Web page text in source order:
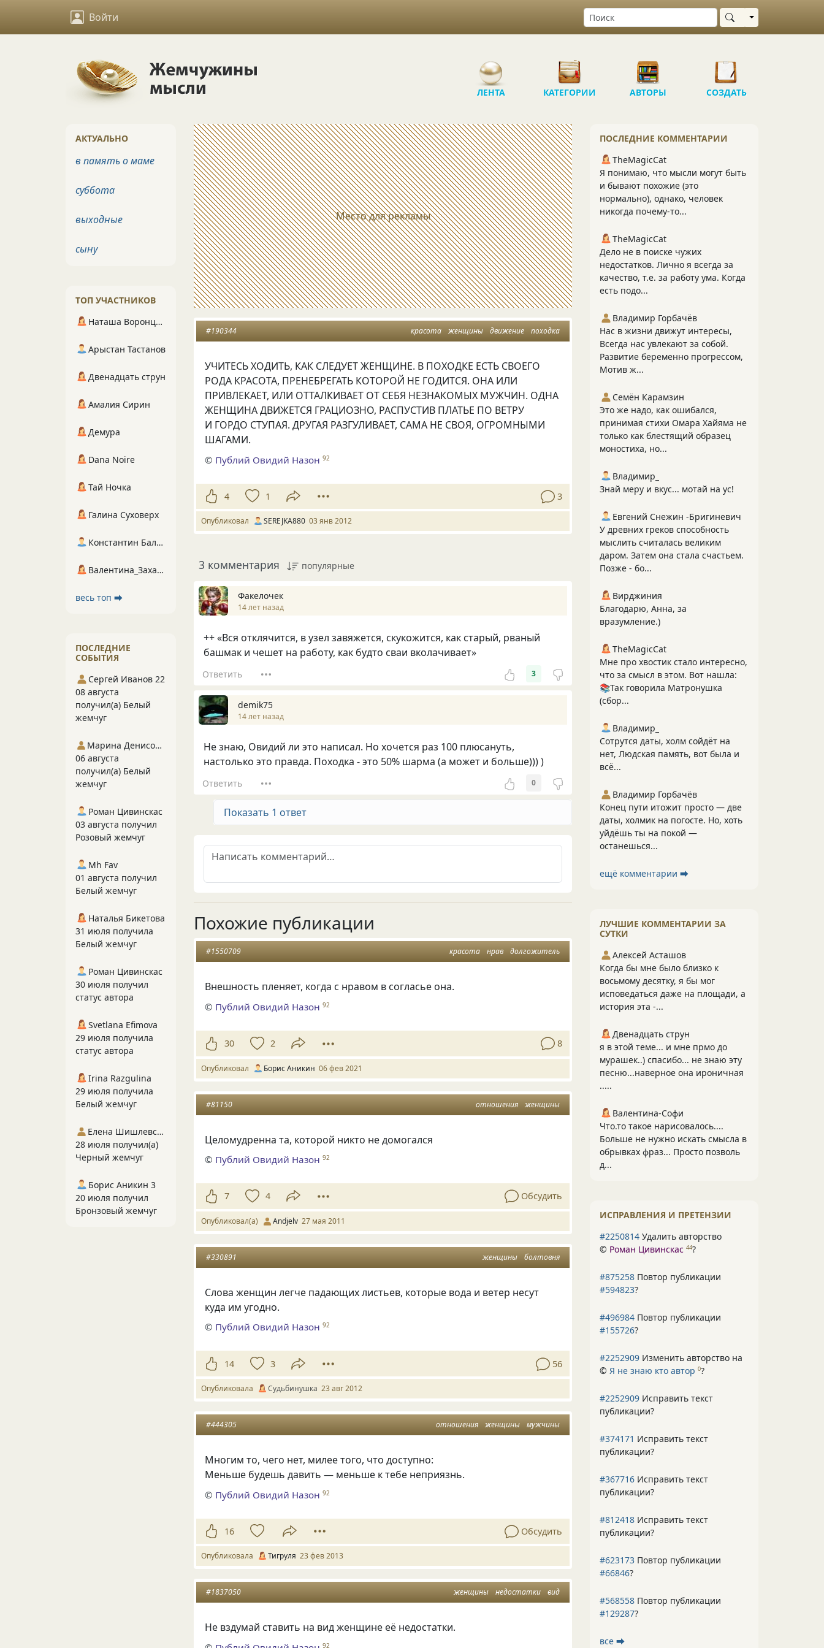
Войти Выбрать область
ЛЕНТА КАТЕГОРИИ АВТОРЫ СОЗДАТЬ
Место для рекламы
красота женщины движение походка
#190344
УЧИТЕСЬ ХОДИТЬ, КАК СЛЕДУЕТ ЖЕНЩИНЕ. В ПОХОДКЕ ЕСТЬ СВОЕГО
РОДА КРАСОТА, ПРЕНЕБРЕГАТЬ КОТОРОЙ НЕ ГОДИТСЯ. ОНА ИЛИ
ПРИВЛЕКАЕТ, ИЛИ ОТТАЛКИВАЕТ ОТ СЕБЯ НЕЗНАКОМЫХ МУЖЧИН. ОДНА
ЖЕНЩИНА ДВИЖЕТСЯ ГРАЦИОЗНО, РАСПУСТИВ ПЛАТЬЕ ПО ВЕТРУ
И ГОРДО СТУПАЯ. ДРУГАЯ РАЗГУЛИВАЕТ, САМА НЕ СВОЯ, ОГРОМНЫМИ
ШАГАМИ.
© Публий Овидий Назон 92
4 1 3
Опубликовал SEREJKA880 03 янв 2012
3 комментария популярные
Факелочек
14 лет назад
++ «Вся отклячится, в узел завяжется, скукожится, как старый, рваный
башмак и чешет на работу, как будто сваи вколачивает»
Ответить 3
demik75
14 лет назад
Не знаю, Овидий ли это написал. Но хочется раз 100 плюсануть,
настолько это правда. Походка - это 50% шарма (а может и больше))) )
Ответить 0
Показать 1 ответ
Похожие публикации
красота нрав долгожитель
#1550709
Внешность пленяет, когда с нравом в согласье она.
© Публий Овидий Назон 92
30 2 8
Опубликовал Борис Аникин 06 фев 2021
отношения женщины
#81150
Целомудренна та, которой никто не домогался
© Публий Овидий Назон 92
7 4 Обсудить
Опубликовал(а) Andjelv 27 мая 2011
женщины болтовня
#330891
Слова женщин легче падающих листьев, которые вода и ветер несут
куда им угодно.
© Публий Овидий Назон 92
14 3 56
Опубликовала Судьбинушка 23 авг 2012
отношения женщины мужчины
#444305
Многим то, чего нет, милее того, что доступно:
Меньше будешь давить — меньше к тебе неприязнь.
© Публий Овидий Назон 92
16 Обсудить
Опубликовала Тигруля 23 фев 2013
женщины недостатки вид
#1837050
Не вздумай ставить на вид женщине её недостатки.
92
ПОСЛЕДНИЕ КОММЕНТАРИИ
TheMagicCat
Я понимаю, что мысли могут быть
и бывают похожие (это
нормально), однако, человек
никогда почему-то...
TheMagicCat
Дело не в поиске чужих
недостатков. Лично я всегда за
качество, т.е. за работу ума. Когда
есть подо...
Владимир Горбачёв
Нас в жизни движут интересы,
Всегда нас увлекают за собой.
Развитие беременно прогрессом,
Мотив ж...
Семён Карамзин
Это же надо, как ошибался,
принимая стихи Омара Хайяма не
только как блестящий образец
моностиха, но...
Владимир_
Знай меру и вкус... мотай на ус!
Евгений Снежин -Бригиневич
У древних греков способность
мыслить считалась великим
даром. Затем она стала счастьем.
Позже - бо...
Вирджиния
Благодарю, Анна, за
вразумление.)
TheMagicCat
Мне про хвостик стало интересно,
что за смысл в этом. Вот нашла:
📚Так говорила Матронушка
(сбор...
Владимир_
Сотрутся даты, холм сойдёт на
нет, Людская память, вот была и
всё...
Владимир Горбачёв
Конец пути итожит просто — две
даты, холмик на погосте. Но, хоть
уйдёшь ты на покой —
останешься...
ещё комментарии ⮕
ЛУЧШИЕ КОММЕНТАРИИ ЗА
СУТКИ
Алексей Асташов
Когда бы мне было близко к
восьмому десятку, я бы мог
исповедаться даже на площади, а
история эта -...
Двенадцать струн
я в этой теме... и мне прмо до
мурашек..) спасибо... не знаю эту
песню...наверное она ироничная
.....
Валентина-Софи
Что.то такое нарисовалось....
Больше не нужно искать смысла в
обрывках фраз... Просто позволь
д...
ИСПРАВЛЕНИЯ И ПРЕТЕНЗИИ
#2250814 Удалить авторство
© Роман Цивинскас 44?
#875258 Повтор публикации
#594823?
#496984 Повтор публикации
#155726?
#2252909 Изменить авторство на
© Я не знаю кто автор 0?
#2252909 Исправить текст
публикации?
#374171 Исправить текст
публикации?
#367716 Исправить текст
публикации?
#812418 Исправить текст
публикации?
#623173 Повтор публикации
#66846?
#568558 Повтор публикации
#129287?
все ⮕
АКТУАЛЬНО
в память о маме
суббота
выходные
сыну
ТОП УЧАСТНИКОВ
Наташа Воронцова
Арыстан Тастанов
Двенадцать струн
Амалия Сирин
Демура
Dana Noire
Тай Ночка
Галина Суховерх
Константин Балухта
Валентина_Захарова
весь топ ⮕
ПОСЛЕДНИЕ
СОБЫТИЯ
Сергей Иванов 22
08 августа
получил(а) Белый
жемчуг
Марина Денисова 5
06 августа
получил(а) Белый
жемчуг
Роман Цивинскас
03 августа получил
Розовый жемчуг
Mh Fav
01 августа получил
Белый жемчуг
Наталья Бикетова
31 июля получила
Белый жемчуг
Роман Цивинскас
30 июля получил
статус автора
Svetlana Efimova
29 июля получила
статус автора
Irina Razgulina
29 июля получила
Белый жемчуг
Елена Шишлевская
28 июля получил(а)
Черный жемчуг
Борис Аникин 3
20 июля получил
Бронзовый жемчуг